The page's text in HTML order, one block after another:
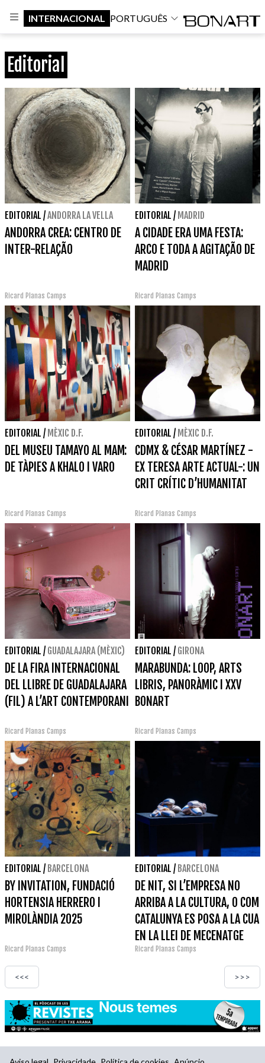
INTERNACIONAL PORTUGUÊS
Editorial
EDITORIAL /ANDORRA LA VELLA
ANDORRA CREA: CENTRO DE
INTER-RELAÇÃO
Ricard Planas Camps
EDITORIAL / MADRID
A CIDADE ERA UMA FESTA:
ARCO E TODA A AGITAÇÃO DE
MADRID
Ricard Planas Camps
EDITORIAL / MÈXIC D.F.
DEL MUSEU TAMAYO AL MAM:
DE TÀPIES A KHALO I VARO
Ricard Planas Camps
EDITORIAL / MÈXIC D.F.
CDMX & CÉSAR MARTÍNEZ -
EX TERESA ARTE ACTUAL-: UN
CRIT CRÍTIC D’HUMANITAT
Ricard Planas Camps
EDITORIAL / GUADALAJARA (MÈXIC)
DE LA FIRA INTERNACIONAL
DEL LLIBRE DE GUADALAJARA
(FIL) A L’ART CONTEMPORANI
Ricard Planas Camps
EDITORIAL / GIRONA
MARABUNDA: LOOP, ARTS
LIBRIS, PANORÀMIC I XXV
BONART
Ricard Planas Camps
EDITORIAL / BARCELONA
BY INVITATION, FUNDACIÓ
HORTENSIA HERRERO I
MIROLÀNDIA 2025
Ricard Planas Camps
EDITORIAL / BARCELONA
DE NIT, SI L’EMPRESA NO
ARRIBA A LA CULTURA, O COM
CATALUNYA ES POSA A LA CUA
EN LA LLEI DE MECENATGE
Ricard Planas Camps
<<< >>>